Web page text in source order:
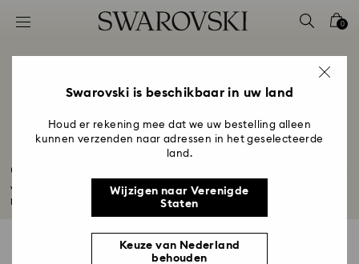
Lijst met toegangscodes
2 - Voettekst
4 - Zoekresultaten
0
Cadeaus voor een 50-jarig huwelijksjubileum
Vier uw 50-jarig huwelijksjubileum met een gouden gloed dankzij onze
prachtige...
Filter
Filter
Swarovski is beschikbaar in uw land
Houd er rekening mee dat we uw bestelling alleen
kunnen verzenden naar adressen in het geselecteerde
land.
Wijzigen naar Verenigde
Staten
Keuze van Nederland
behouden